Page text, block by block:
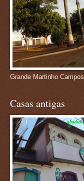
Grande Martinho Campos
Casas antigas